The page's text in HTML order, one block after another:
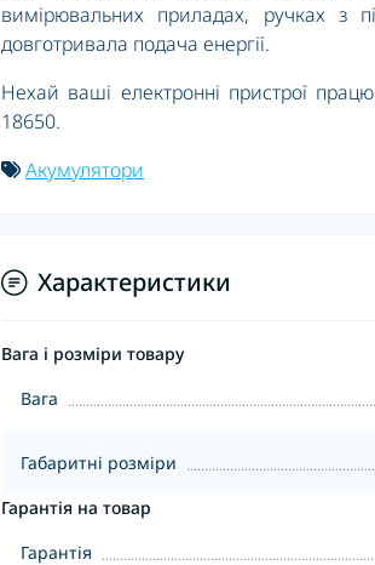
вимірювальних приладах, ручках з
довготривала подача енергії.
Нехай ваші електронні пристрої
18650.
Акумулятори
Характеристики
Вага і розміри товару
Вага
Габаритні розміри
Гарантія на товар
Гарантія